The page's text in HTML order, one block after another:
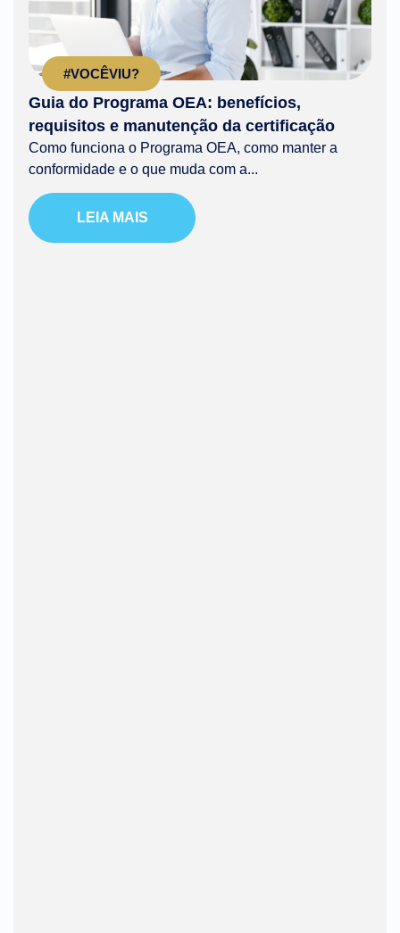
#VOCÊVIU?
Guia do Programa OEA: benefícios,
requisitos e manutenção da certificação
Como funciona o Programa OEA, como manter a
conformidade e o que muda com a...
LEIA MAIS